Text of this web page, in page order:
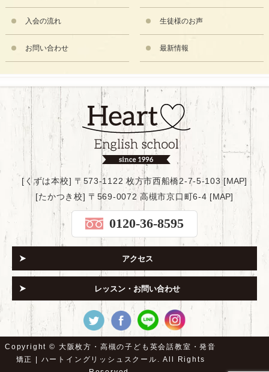
入会の流れ 生徒様のお声
お問い合わせ 最新情報
[くずは本校] 〒573-1122 枚方市西船橋2-7-5-103 [MAP]
[たかつき校] 〒569-0072 高槻市京口町6-4 [MAP]
0120-36-8595
アクセス
レッスン・お問い合わせ
Copyright © 大阪枚方・高槻の子ども英会話教室・発音
矯正 | ハートイングリッシュスクール. All Rights